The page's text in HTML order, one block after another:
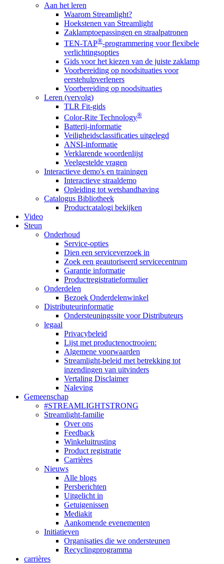
Aan het leren
Waarom Streamlight?
Hoekstenen van Streamlight
Zaklamptoepassingen en straalpatronen
TEN-TAP®-programmering voor flexibele
verlichtingsopties
Gids voor het kiezen van de juiste zaklamp
Voorbereiding op noodsituaties voor
eerstehulpverleners
Voorbereiding op noodsituaties
Leren (vervolg)
TLR Fit-gids
Color-Rite Technology®
Batterij-informatie
Veiligheidsclassificaties uitgelegd
ANSI-informatie
Verklarende woordenlijst
Veelgestelde vragen
Interactieve demo's en trainingen
Interactieve straaldemo
Opleiding tot wetshandhaving
Catalogus Bibliotheek
Productcatalogi bekijken
Video
Steun
Onderhoud
Service-opties
Dien een serviceverzoek in
Zoek een geautoriseerd servicecentrum
Garantie informatie
Productregistratieformulier
Onderdelen
Bezoek Onderdelenwinkel
Distributeurinformatie
Ondersteuningssite voor Distributeurs
legaal
Privacybeleid
Lijst met productenoctrooien:
Algemene voorwaarden
Streamlight-beleid met betrekking tot
inzendingen van uitvinders
Vertaling Disclaimer
Naleving
Gemeenschap
#STREAMLIGHTSTRONG
Streamlight-familie
Over ons
Feedback
Winkeluitrusting
Product registratie
Carrières
Nieuws
Alle blogs
Persberichten
Uitgelicht in
Getuigenissen
Mediakit
Aankomende evenementen
Initiatieven
Organisaties die we ondersteunen
Recyclingprogramma
carrières